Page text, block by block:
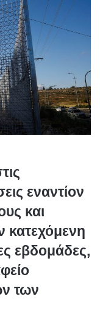
εναντίον
και
κατεχόμενη
εβδομάδες,
των